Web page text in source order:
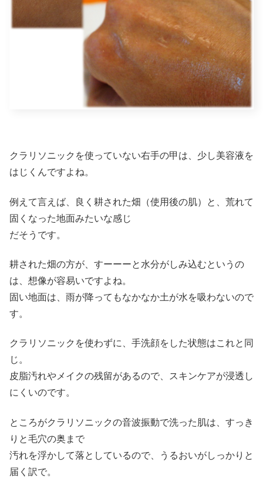
クラリソニックを使っていない右手の甲は、少し美容液を
はじくんですよね。
例えて言えば、良く耕された畑（使用後の肌）と、荒れて
固くなった地面みたいな感じ
だそうです。
耕された畑の方が、すーーーと水分がしみ込むというの
は、想像が容易いですよね。
固い地面は、雨が降ってもなかなか土が水を吸わないので
す。
クラリソニックを使わずに、手洗顔をした状態はこれと同
じ。
皮脂汚れやメイクの残留があるので、スキンケアが浸透し
にくいのです。
ところがクラリソニックの音波振動で洗った肌は、すっき
りと毛穴の奥まで
汚れを浮かして落としているので、うるおいがしっかりと
届く訳で。